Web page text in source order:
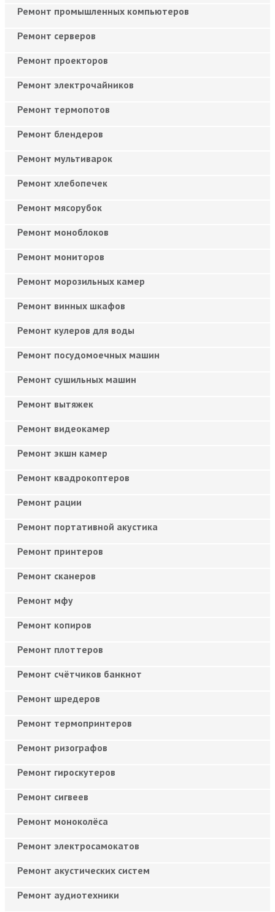
Ремонт промышленных компьютеров
Ремонт серверов
Ремонт проекторов
Ремонт электрочайников
Ремонт термопотов
Ремонт блендеров
Ремонт мультиварок
Ремонт хлебопечек
Ремонт мясорубок
Ремонт моноблоков
Ремонт мониторов
Ремонт морозильных камер
Ремонт винных шкафов
Ремонт кулеров для воды
Ремонт посудомоечных машин
Ремонт сушильных машин
Ремонт вытяжек
Ремонт видеокамер
Ремонт экшн камер
Ремонт квадрокоптеров
Ремонт рации
Ремонт портативной акустика
Ремонт принтеров
Ремонт сканеров
Ремонт мфу
Ремонт копиров
Ремонт плоттеров
Ремонт счётчиков банкнот
Ремонт шредеров
Ремонт термопринтеров
Ремонт ризографов
Ремонт гироскутеров
Ремонт сигвеев
Ремонт моноколёса
Ремонт электросамокатов
Ремонт акустических систем
Ремонт аудиотехники